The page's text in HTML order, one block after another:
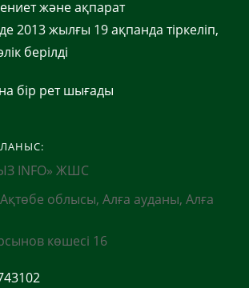
және ақпарат
2013 жылғы 19 ақпанда тіркеліп,
берілді
бір рет шығады
INFO» ЖШС
облысы, Алға ауданы, Алға
көшесі 16